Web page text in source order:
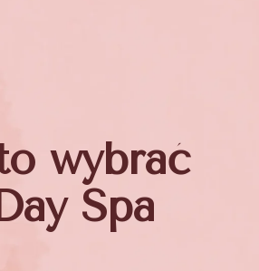
wybrać
Spa